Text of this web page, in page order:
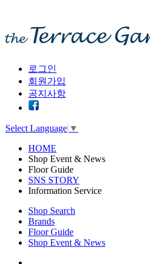
로그인
회원가입
공지사항
Select Language ▼
HOME
Shop Event & News
Floor Guide
SNS STORY
Information Service
Shop Search
Brands
Floor Guide
Shop Event & News